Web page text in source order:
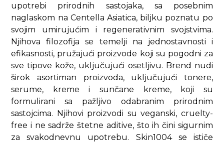
upotrebi prirodnih sastojaka, sa posebnim
naglaskom na Centella Asiatica, biljku poznatu po
svojim umirujućim i regenerativnim svojstvima.
Njihova filozofija se temelji na jednostavnosti i
efikasnosti, pružajući proizvode koji su pogodni za
sve tipove kože, uključujući osetljivu. Brend nudi
širok asortiman proizvoda, uključujući tonere,
serume, kreme i sunčane kreme, koji su
formulirani sa pažljivo odabranim prirodnim
sastojcima. Njihovi proizvodi su veganski, cruelty-
free i ne sadrže štetne aditive, što ih čini sigurnim
za svakodnevnu upotrebu. Skin1004 se ističe